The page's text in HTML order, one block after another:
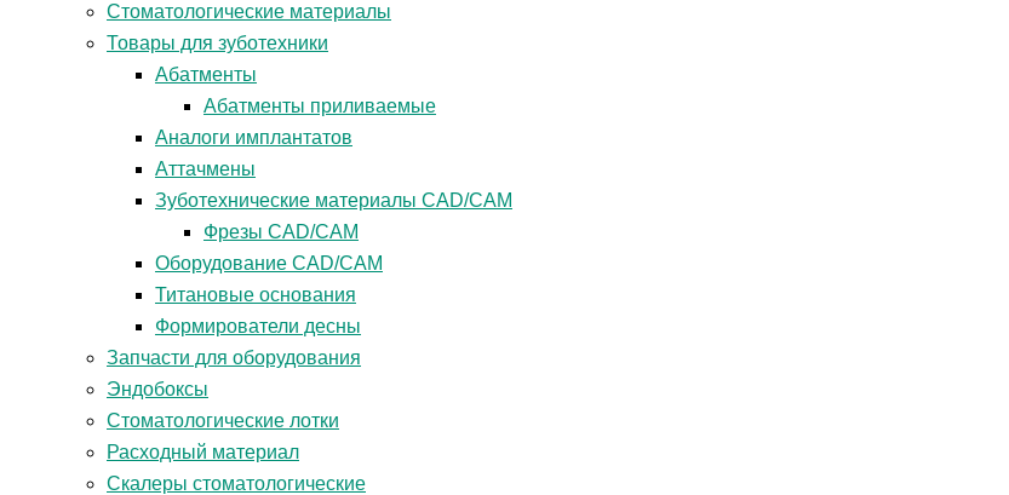
Стоматологические материалы
Товары для зуботехники
Абатменты
Абатменты приливаемые
Аналоги имплантатов
Аттачмены
Зуботехнические материалы CAD/CAM
Фрезы CAD/CAM
Оборудование CAD/CAM
Титановые основания
Формирователи десны
Запчасти для оборудования
Эндобоксы
Стоматологические лотки
Расходный материал
Скалеры стоматологические